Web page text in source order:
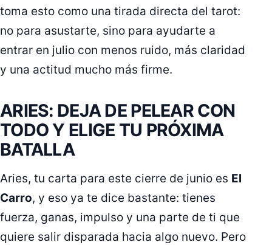
toma esto como una tirada directa del tarot:
no para asustarte, sino para ayudarte a
entrar en julio con menos ruido, más claridad
y una actitud mucho más firme.
ARIES: DEJA DE PELEAR CON
TODO Y ELIGE TU PRÓXIMA
BATALLA
Aries, tu carta para este cierre de junio es El
Carro, y eso ya te dice bastante: tienes
fuerza, ganas, impulso y una parte de ti que
quiere salir disparada hacia algo nuevo. Pero